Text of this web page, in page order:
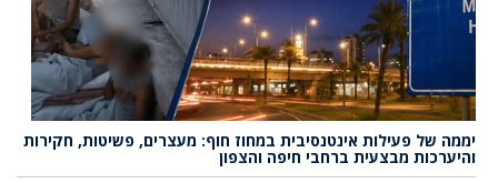
יממה של פעילות אינטנסיבית במחוז חוף: מעצרים, פשיטות, חקירות
והיערכות מבצעית ברחבי חיפה והצפון